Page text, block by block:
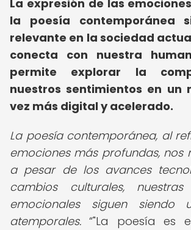
La expresión de las
la poesía contemporánea
relevante en la sociedad
conecta con nuestra
permite explorar la
nuestros sentimientos en un
vez más digital y acelerado.
La poesía contemporánea, al
emociones más profundas, nos
a pesar de los avances
cambios culturales, nuestras
emocionales siguen siendo
atemporales.
"La poesía es